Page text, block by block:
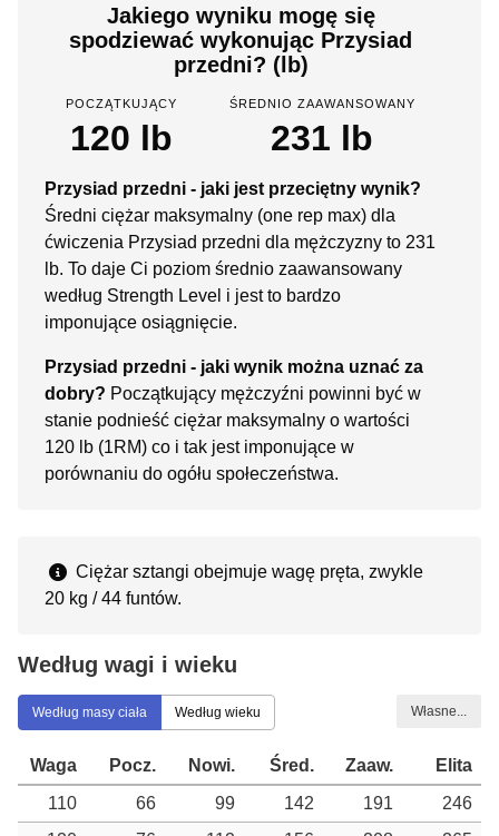
Jakiego wyniku mogę się
spodziewać wykonując Przysiad
przedni? (lb)
POCZĄTKUJĄCY
120 lb
ŚREDNIO ZAAWANSOWANY
231 lb
Przysiad przedni - jaki jest przeciętny wynik?
Średni ciężar maksymalny (one rep max) dla
ćwiczenia Przysiad przedni dla mężczyzny to 231
lb. To daje Ci poziom średnio zaawansowany
według Strength Level i jest to bardzo
imponujące osiągnięcie.
Przysiad przedni - jaki wynik można uznać za
dobry? Początkujący mężczyźni powinni być w
stanie podnieść ciężar maksymalny o wartości
120 lb (1RM) co i tak jest imponujące w
porównaniu do ogółu społeczeństwa.
Ciężar sztangi obejmuje wagę pręta, zwykle
20 kg / 44 funtów.
Według wagi i wieku
Według masy ciała Według wieku Własne...
Waga Pocz. Nowi. Śred. Zaaw.
Elita
110
66 99 142 191
246